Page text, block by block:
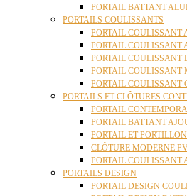
PORTAIL BATTANT
PORTAILS COULISSANTS
PORTAIL COULISSANT
PORTAIL COULISSANT
PORTAIL COULISSANT
PORTAIL COULISSANT
PORTAIL COULISSANT
PORTAILS ET CLÔTURES
PORTAIL
PORTAIL BATTANT
PORTAIL ET
CLÔTURE MODERNE
PORTAIL
PORTAILS DESIGN
PORTAIL DESIGN